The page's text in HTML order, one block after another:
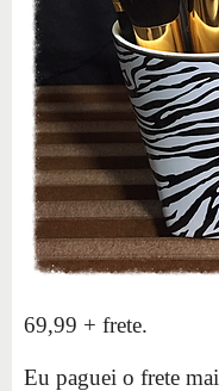
69,99 + frete.
Eu paguei o frete